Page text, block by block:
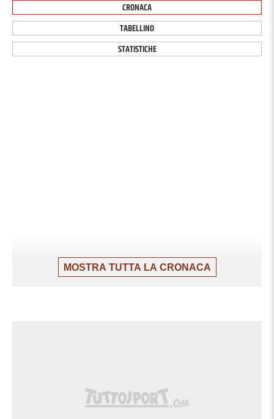
CRONACA
TABELLINO
STATISTICHE
MOSTRA TUTTA LA CRONACA